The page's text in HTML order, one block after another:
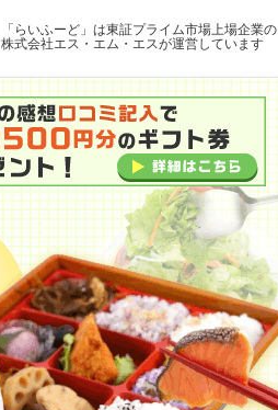
「らいふーど」は東証プライム市場上場企業の
株式会社エス・エム・エスが運営しています